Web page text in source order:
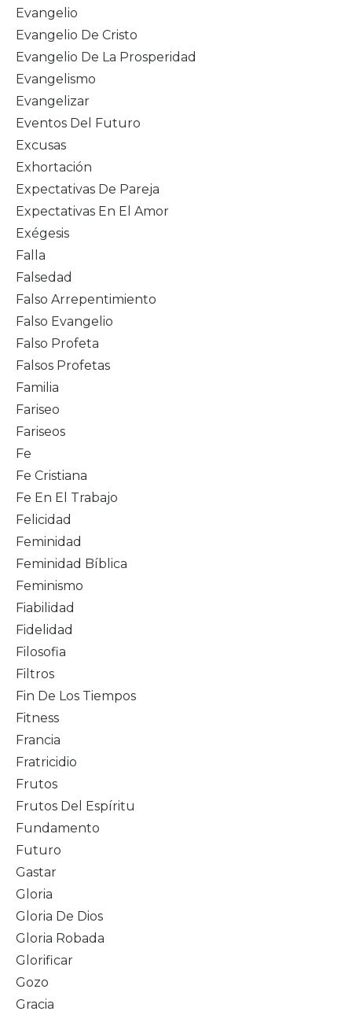
Evangelio
Evangelio De Cristo
Evangelio De La Prosperidad
Evangelismo
Evangelizar
Eventos Del Futuro
Excusas
Exhortación
Expectativas De Pareja
Expectativas En El Amor
Exégesis
Falla
Falsedad
Falso Arrepentimiento
Falso Evangelio
Falso Profeta
Falsos Profetas
Familia
Fariseo
Fariseos
Fe
Fe Cristiana
Fe En El Trabajo
Felicidad
Feminidad
Feminidad Bíblica
Feminismo
Fiabilidad
Fidelidad
Filosofia
Filtros
Fin De Los Tiempos
Fitness
Francia
Fratricidio
Frutos
Frutos Del Espíritu
Fundamento
Futuro
Gastar
Gloria
Gloria De Dios
Gloria Robada
Glorificar
Gozo
Gracia